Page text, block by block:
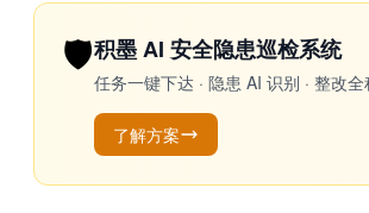
🛡️积墨 AI 安全隐患巡检系统
任务一键下达 · 隐患 AI 识别 · 整改
了解方案